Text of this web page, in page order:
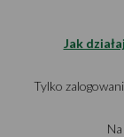
Jak
Tylko